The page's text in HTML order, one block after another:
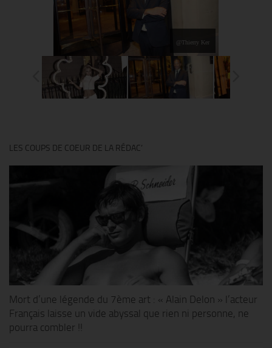
@Thierry Ker
LES COUPS DE COEUR DE LA RÉDAC’
Mort d’une légende du 7ème art : « Alain Delon » l’acteur
Français laisse un vide abyssal que rien ni personne, ne
pourra combler !!